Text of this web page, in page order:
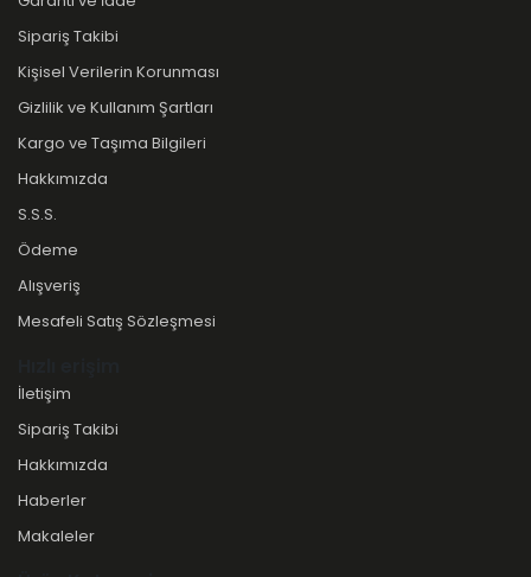
Sipariş Takibi
Kişisel Verilerin Korunması
Gizlilik ve Kullanım Şartları
Kargo ve Taşıma Bilgileri
Hakkımızda
S.S.S.
Ödeme
Alışveriş
Mesafeli Satış Sözleşmesi
İletişim
Sipariş Takibi
Hakkımızda
Haberler
Makaleler